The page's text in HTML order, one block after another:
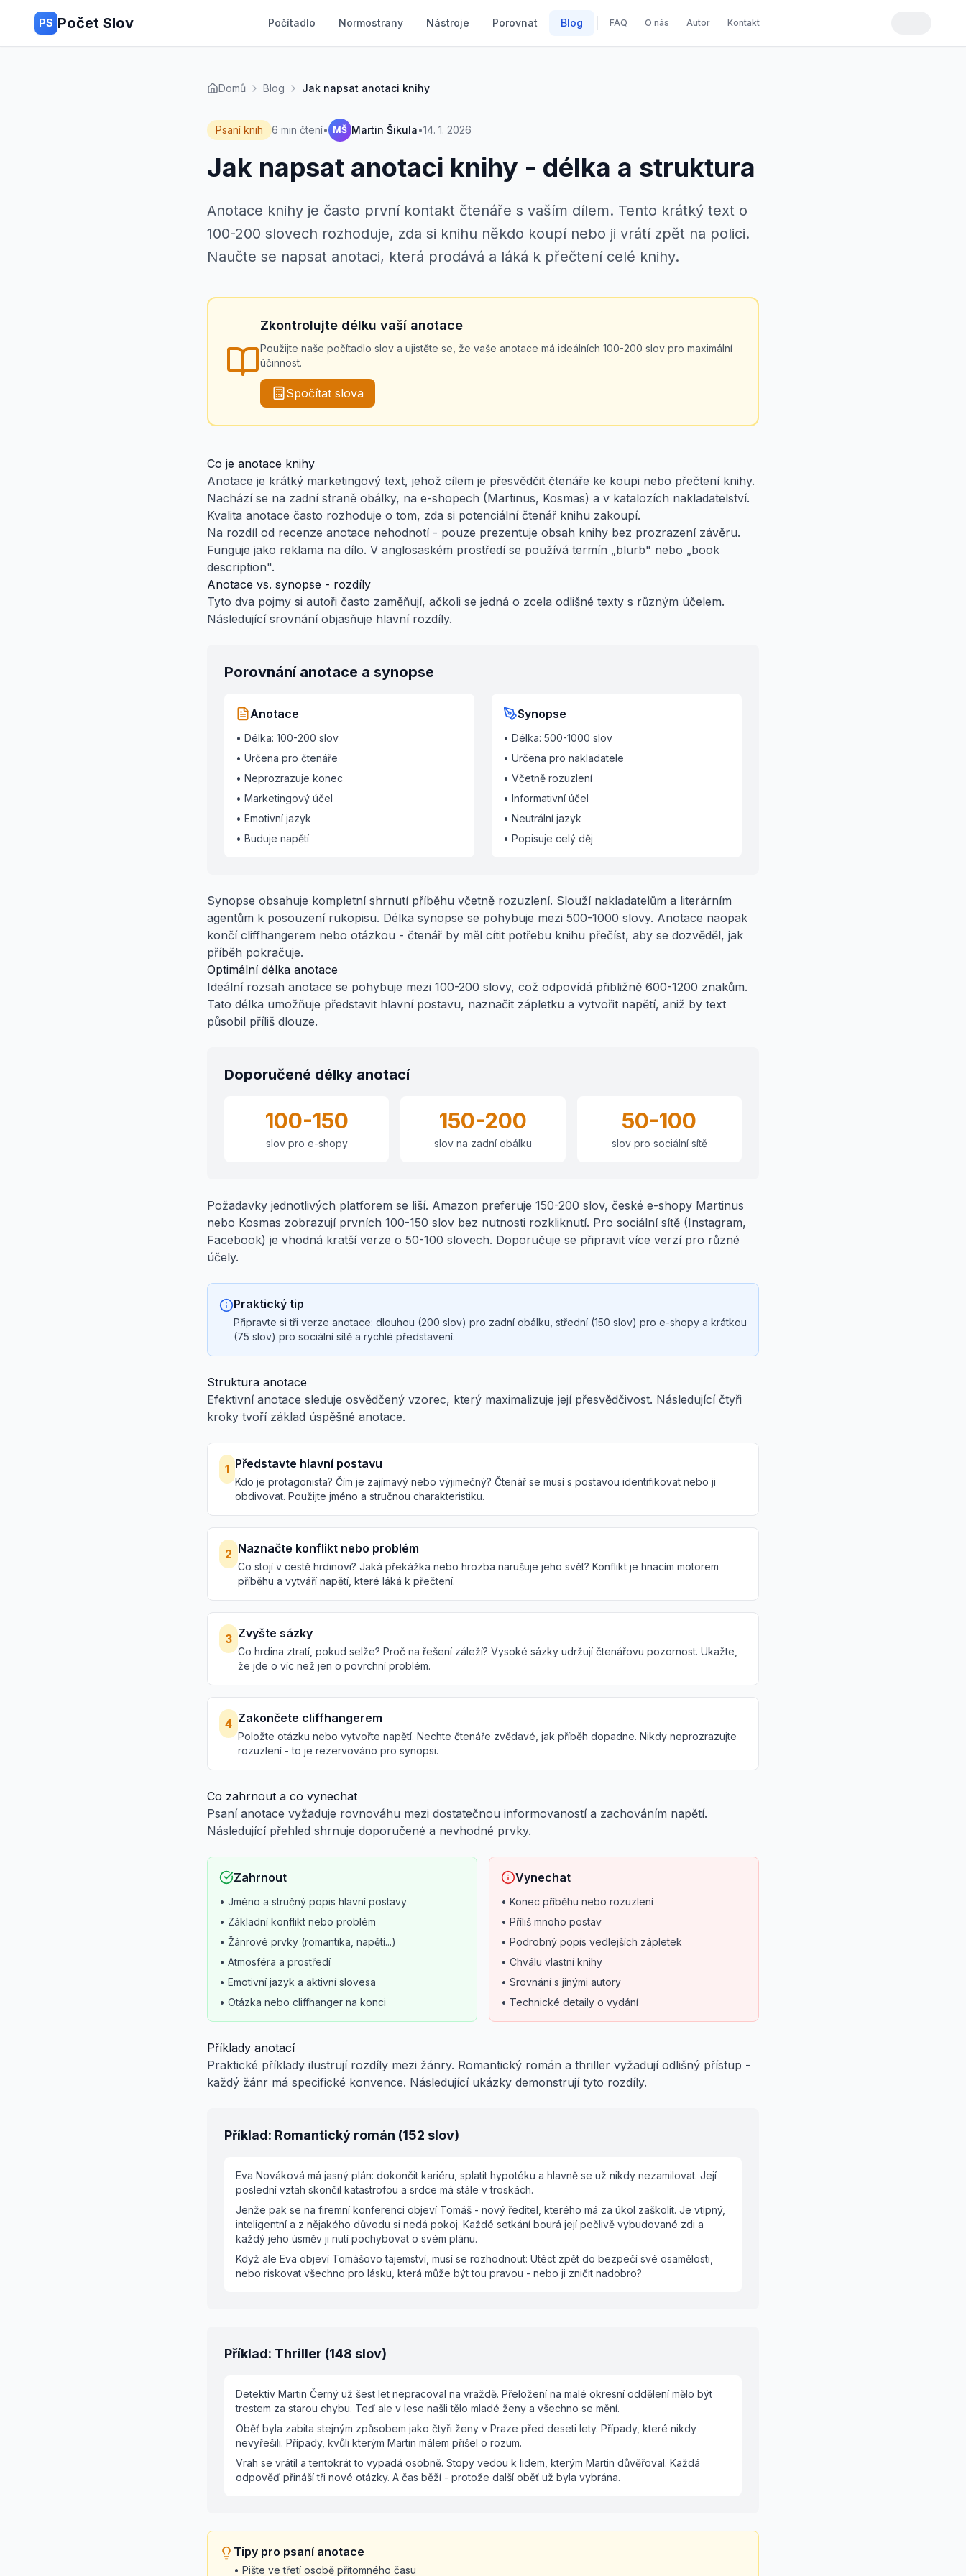
PS Počet Slov Počítadlo Normostrany Nástroje Porovnat Blog FAQ O nás Autor Kontakt
Domů Blog Jak napsat anotaci knihy
Psaní knih 6 min čtení• MŠ Martin Šikula•14. 1. 2026
Jak napsat anotaci knihy - délka a struktura
Anotace knihy je často první kontakt čtenáře s vaším dílem. Tento krátký text o
100-200 slovech rozhoduje, zda si knihu někdo koupí nebo ji vrátí zpět na polici.
Naučte se napsat anotaci, která prodává a láká k přečtení celé knihy.
Zkontrolujte délku vaší anotace
Použijte naše počítadlo slov a ujistěte se, že vaše anotace má ideálních 100-200 slov pro maximální
účinnost.
Spočítat slova
Co je anotace knihy
Anotace je krátký marketingový text, jehož cílem je přesvědčit čtenáře ke koupi nebo přečtení knihy.
Nachází se na zadní straně obálky, na e-shopech (Martinus, Kosmas) a v katalozích nakladatelství.
Kvalita anotace často rozhoduje o tom, zda si potenciální čtenář knihu zakoupí.
Na rozdíl od recenze anotace nehodnotí - pouze prezentuje obsah knihy bez prozrazení závěru.
Funguje jako reklama na dílo. V anglosaském prostředí se používá termín „blurb" nebo „book
description".
Anotace vs. synopse - rozdíly
Tyto dva pojmy si autoři často zaměňují, ačkoli se jedná o zcela odlišné texty s různým účelem.
Následující srovnání objasňuje hlavní rozdíly.
Porovnání anotace a synopse
Anotace
• Délka: 100-200 slov
• Určena pro čtenáře
• Neprozrazuje konec
• Marketingový účel
• Emotivní jazyk
• Buduje napětí
Synopse
• Délka: 500-1000 slov
• Určena pro nakladatele
• Včetně rozuzlení
• Informativní účel
• Neutrální jazyk
• Popisuje celý děj
Synopse obsahuje kompletní shrnutí příběhu včetně rozuzlení. Slouží nakladatelům a literárním
agentům k posouzení rukopisu. Délka synopse se pohybuje mezi 500-1000 slovy. Anotace naopak
končí cliffhangerem nebo otázkou - čtenář by měl cítit potřebu knihu přečíst, aby se dozvěděl, jak
příběh pokračuje.
Optimální délka anotace
Ideální rozsah anotace se pohybuje mezi 100-200 slovy, což odpovídá přibližně 600-1200 znakům.
Tato délka umožňuje představit hlavní postavu, naznačit zápletku a vytvořit napětí, aniž by text
působil příliš dlouze.
Doporučené délky anotací
100-150
slov pro e-shopy
150-200
slov na zadní obálku
50-100
slov pro sociální sítě
Požadavky jednotlivých platforem se liší. Amazon preferuje 150-200 slov, české e-shopy Martinus
nebo Kosmas zobrazují prvních 100-150 slov bez nutnosti rozkliknutí. Pro sociální sítě (Instagram,
Facebook) je vhodná kratší verze o 50-100 slovech. Doporučuje se připravit více verzí pro různé
účely.
Praktický tip
Připravte si tři verze anotace: dlouhou (200 slov) pro zadní obálku, střední (150 slov) pro e-shopy a krátkou
(75 slov) pro sociální sítě a rychlé představení.
Struktura anotace
Efektivní anotace sleduje osvědčený vzorec, který maximalizuje její přesvědčivost. Následující čtyři
kroky tvoří základ úspěšné anotace.
1 Představte hlavní postavu
Kdo je protagonista? Čím je zajímavý nebo výjimečný? Čtenář se musí s postavou identifikovat nebo ji
obdivovat. Použijte jméno a stručnou charakteristiku.
2 Naznačte konflikt nebo problém
Co stojí v cestě hrdinovi? Jaká překážka nebo hrozba narušuje jeho svět? Konflikt je hnacím motorem
příběhu a vytváří napětí, které láká k přečtení.
3 Zvyšte sázky
Co hrdina ztratí, pokud selže? Proč na řešení záleží? Vysoké sázky udržují čtenářovu pozornost. Ukažte,
že jde o víc než jen o povrchní problém.
4 Zakončete cliffhangerem
Položte otázku nebo vytvořte napětí. Nechte čtenáře zvědavé, jak příběh dopadne. Nikdy neprozrazujte
rozuzlení - to je rezervováno pro synopsi.
Co zahrnout a co vynechat
Psaní anotace vyžaduje rovnováhu mezi dostatečnou informovaností a zachováním napětí.
Následující přehled shrnuje doporučené a nevhodné prvky.
Zahrnout
• Jméno a stručný popis hlavní postavy
• Základní konflikt nebo problém
• Žánrové prvky (romantika, napětí...)
• Atmosféra a prostředí
• Emotivní jazyk a aktivní slovesa
• Otázka nebo cliffhanger na konci
Vynechat
• Konec příběhu nebo rozuzlení
• Příliš mnoho postav
• Podrobný popis vedlejších zápletek
• Chválu vlastní knihy
• Srovnání s jinými autory
• Technické detaily o vydání
Příklady anotací
Praktické příklady ilustrují rozdíly mezi žánry. Romantický román a thriller vyžadují odlišný přístup -
každý žánr má specifické konvence. Následující ukázky demonstrují tyto rozdíly.
Příklad: Romantický román (152 slov)
Eva Nováková má jasný plán: dokončit kariéru, splatit hypotéku a hlavně se už nikdy nezamilovat. Její
poslední vztah skončil katastrofou a srdce má stále v troskách.
Jenže pak se na firemní konferenci objeví Tomáš - nový ředitel, kterého má za úkol zaškolit. Je vtipný,
inteligentní a z nějakého důvodu si nedá pokoj. Každé setkání bourá její pečlivě vybudované zdi a
každý jeho úsměv ji nutí pochybovat o svém plánu.
Když ale Eva objeví Tomášovo tajemství, musí se rozhodnout: Utéct zpět do bezpečí své osamělosti,
nebo riskovat všechno pro lásku, která může být tou pravou - nebo ji zničit nadobro?
Příklad: Thriller (148 slov)
Detektiv Martin Černý už šest let nepracoval na vraždě. Přeložení na malé okresní oddělení mělo být
trestem za starou chybu. Teď ale v lese našli tělo mladé ženy a všechno se mění.
Oběť byla zabita stejným způsobem jako čtyři ženy v Praze před deseti lety. Případy, které nikdy
nevyřešili. Případy, kvůli kterým Martin málem přišel o rozum.
Vrah se vrátil a tentokrát to vypadá osobně. Stopy vedou k lidem, kterým Martin důvěřoval. Každá
odpověď přináší tři nové otázky. A čas běží - protože další oběť už byla vybrána.
Tipy pro psaní anotace
• Pište ve třetí osobě přítomného času